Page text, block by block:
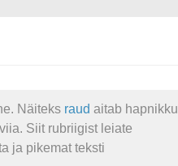
Näiteks raud aitab hapnikku
Siit rubriigist leiate
ja pikemat teksti